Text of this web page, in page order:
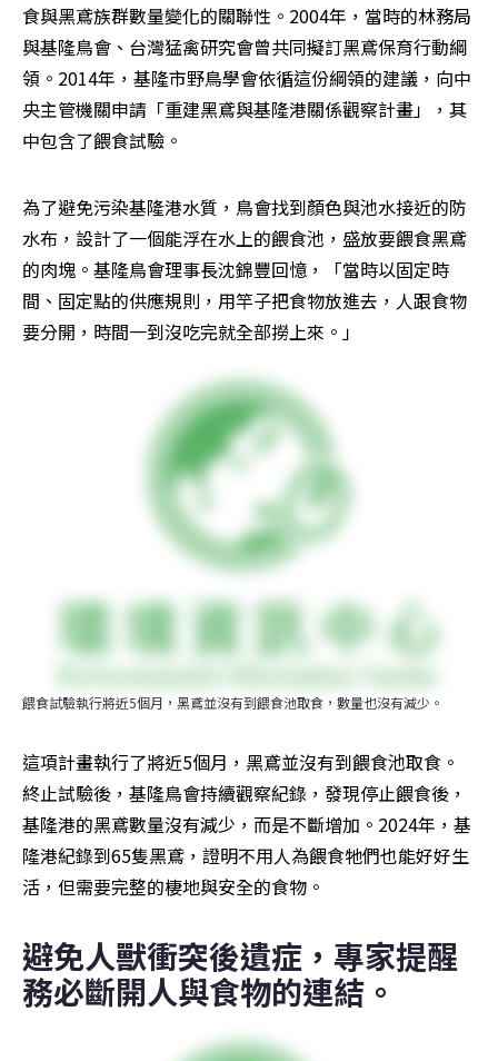
食與黑鳶族群數量變化的關聯性。2004年，當時的林務局
與基隆鳥會、台灣猛禽研究會曾共同擬訂黑鳶保育行動綱
領。2014年，基隆市野鳥學會依循這份綱領的建議，向中
央主管機關申請「重建黑鳶與基隆港關係觀察計畫」，其
中包含了餵食試驗。
為了避免污染基隆港水質，鳥會找到顏色與池水接近的防
水布，設計了一個能浮在水上的餵食池，盛放要餵食黑鳶
的肉塊。基隆鳥會理事長沈錦豐回憶，「當時以固定時
間、固定點的供應規則，用竿子把食物放進去，人跟食物
要分開，時間一到沒吃完就全部撈上來。」
餵食試驗執行將近5個月，黑鳶並沒有到餵食池取食，數量也沒有減少。
這項計畫執行了將近5個月，黑鳶並沒有到餵食池取食。
終止試驗後，基隆鳥會持續觀察紀錄，發現停止餵食後，
基隆港的黑鳶數量沒有減少，而是不斷增加。2024年，基
隆港紀錄到65隻黑鳶，證明不用人為餵食牠們也能好好生
活，但需要完整的棲地與安全的食物。
避免人獸衝突後遺症，專家提醒
務必斷開人與食物的連結。